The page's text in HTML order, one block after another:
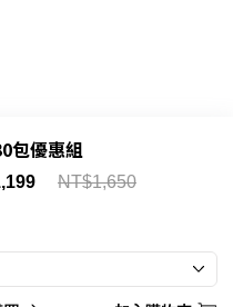
包優惠組
NT$1,650